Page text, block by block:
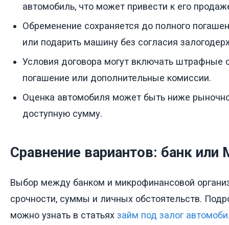
автомобиль, что может привести к его
Обременение сохраняется до полного
или подарить машину без согласия
Условия договора могут включать штрафные
погашение или дополнительные комиссии.
Оценка автомобиля может быть ниже
доступную сумму.
Сравнение вариантов: банк
Выбор между банком и микрофинансовой
срочности, суммы и личных обстоятельств.
можно узнать в статьях займ под залог